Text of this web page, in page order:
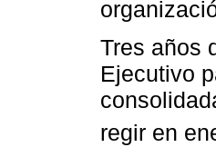
Tres años
Ejecutivo
regir en